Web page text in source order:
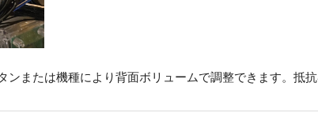
ンまたは機種により背面ボリュームで調整できます。抵